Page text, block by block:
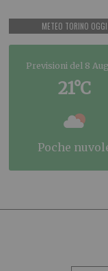
METEO TORINO OGGI
Previsioni del 8
21°C
poche